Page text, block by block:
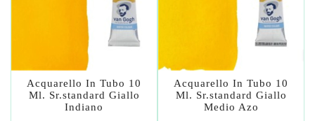
Acquarello In Tubo 10
Ml. Sr.standard Giallo
Indiano
Acquarello In Tubo 10
Ml. Sr.standard Giallo
Medio Azo